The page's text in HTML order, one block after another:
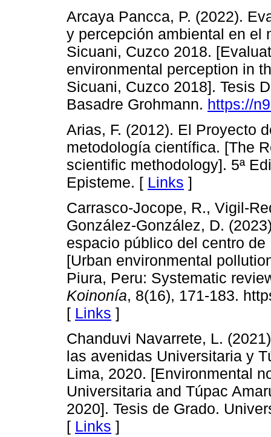
Arcaya Pancca, P. (2022).
y percepción ambiental en el
Sicuani, Cuzco 2018.
environmental perception in
Sicuani, Cuzco 2018]. Tesis
Basadre Grohmann. https://
Arias, F. (2012). El Proyecto
metodología científica. [The
scientific methodology]. 5ª
Episteme. [ Links ]
Carrasco-Jocope, R., Vigil-
González-González, D.
espacio público del centro
[Urban environmental
Piura, Peru: Systematic
Koinonía, 8(16), 171-183.
[ Links ]
Chanduvi Navarrete, L.
las avenidas Universitaria y
Lima, 2020. [Environmental
Universitaria and Túpac
2020]. Tesis de Grado.
[ Links ]